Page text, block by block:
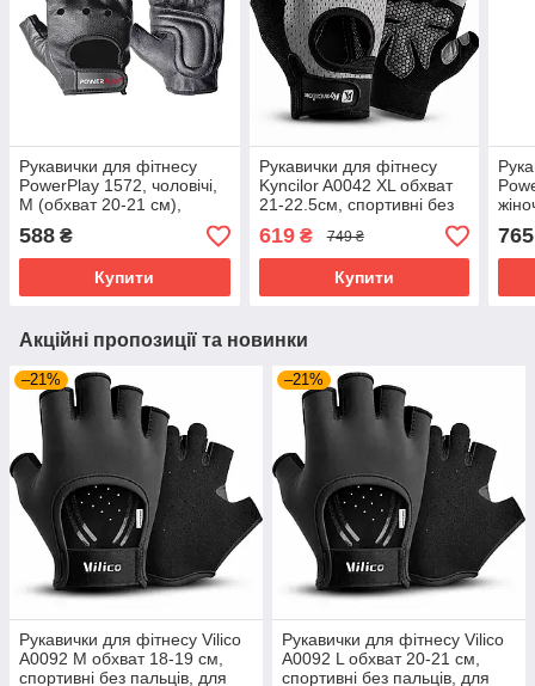
Рукавички для фітнесу
PowerPlay 1572, чоловічі,
M (обхват 20-21 см),
екошкіра, Чорні - комфорт
і захист
588 ₴
Купити
Рукавички для фітнесу
Kyncilor A0042 XL обхват
21-22.5см, спортивні без
пальців, для
тренажерного залу та
силових тренувань, сірі
619₴ 749 ₴
Купити
см),
765
Акційні пропозиції та новинки
–21%
Рукавички для фітнесу Vilico
A0092 M обхват 18-19 см,
спортивні без пальців, для
–21%
Рукавички для фітнесу Vilico
A0092 L обхват 20-21 см,
спортивні без пальців, для